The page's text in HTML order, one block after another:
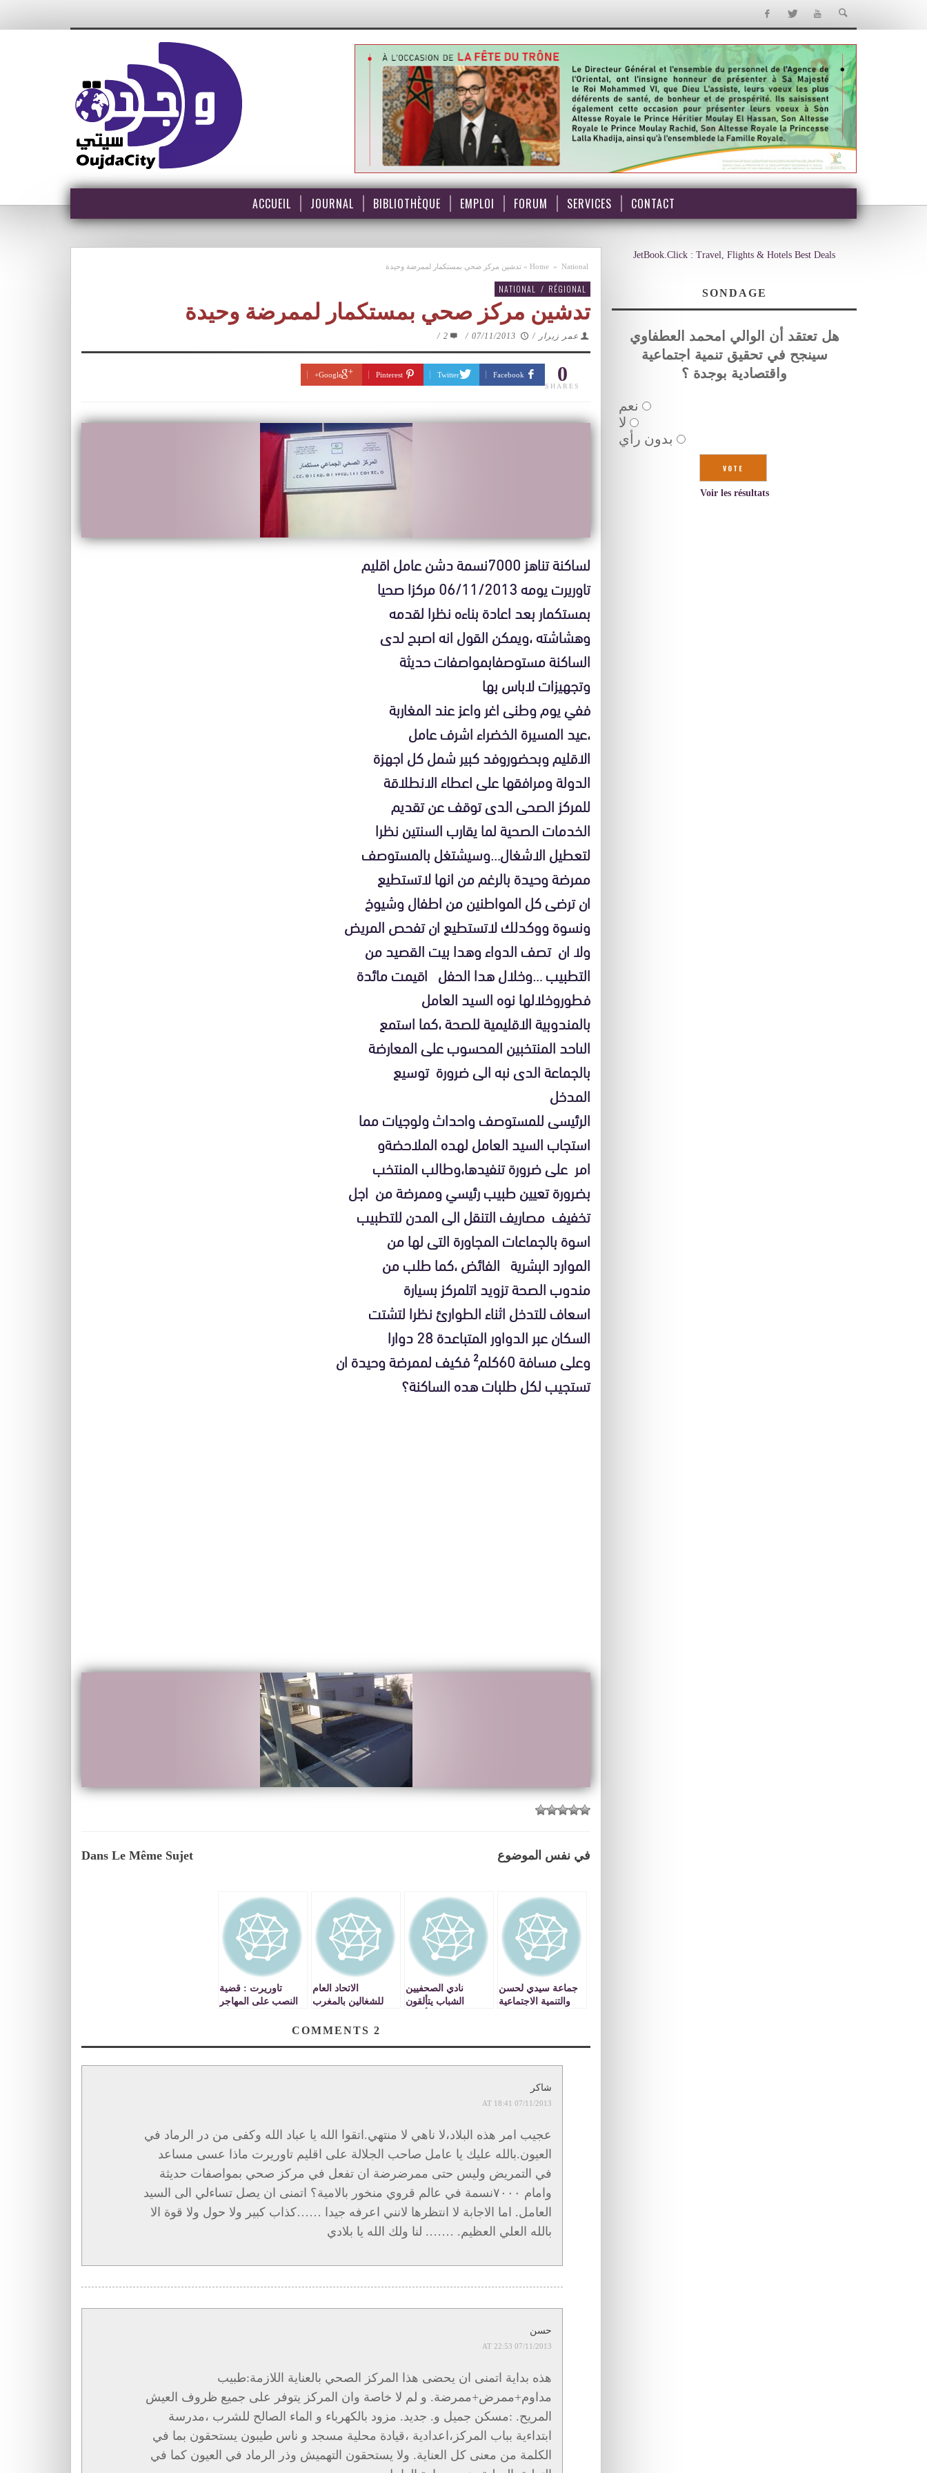
ACCUEIL JOURNAL BIBLIOTHÈQUE EMPLOI FORUM SERVICES CONTACT
Home » National
» تدشين مركز صحي بمستكمار لممرضة وحيدة
NATIONAL / RÉGIONAL
تدشين مركز صحي بمستكمار لممرضة وحيدة
عمر زيرار /
07/11/2013
/
2
/
0
SHARES
Facebook
Twitter
Pinterest
Google+
لساكنة تناهز 7000نسمة دشن عامل اقليم
تاوريرت يومه 06/11/2013 مركزا صحيا
بمستكمار بعد اعادة بناءه نظرا لقدمه
وهشاشته ،ويمكن القول انه اصبح لدى
الساكنة مستوصفابمواصفات حديثة
وتجهيزات لاباس بها
ففي يوم وطنى اغر واعز عند المغاربة
،عيد المسيرة الخضراء اشرف عامل
الاقليم وبحضوروفد كبير شمل كل اجهزة
الدولة ومرافقها على اعطاء الانطلاقة
للمركز الصحى الدى توقف عن تقديم
الخدمات الصحية لما يقارب السنتين نظرا
لتعطيل الاشغال…وسيشتغل بالمستوصف
ممرضة وحيدة بالرغم من انها لاتستطيع
ان ترضى كل المواطنين من اطفال وشيوخ
ونسوة ووكدلك لاتستطيع ان تفحص المريض
ولا ان تصف الدواء وهدا بيت القصيد من
التطبيب …وخلال هدا الحفل اقيمت مائدة
فطوروخلالها نوه السيد العامل
بالمندوبية الاقليمية للصحة ،كما استمع
الىاحد المنتخبين المحسوب على المعارضة
بالجماعة الدى نبه الى ضرورة توسيع
المدخل
الرئيسى للمستوصف واحداث ولوجيات مما
استجاب السيد العامل لهده الملاحضةو
امر على ضرورة تنفيدها،وطالب المنتخب
بضرورة تعيين طبيب رئيسي وممرضة من اجل
تخفيف مصاريف التنقل الى المدن للتطبيب
اسوة بالجماعات المجاورة التى لها من
الموارد البشرية الفائض ،كما طلب من
مندوب الصحة تزويد اتلمركز بسيارة
اسعاف للتدخل اثناء الطوارئ نظرا لتشتت
السكان عبر الدواور المتباعدة 28 دوارا
وعلى مسافة 60كلم² فكيف لممرضة وحيدة ان
تستجيب لكل طلبات هده الساكنة؟
Dans Le Même Sujet في نفس الموضوع
جماعة سيدي لحسن
والتنمية الاجتماعية
نادي الصحفيين
الشباب يتألقون
الاتحاد العام
للشغالين بالمغرب
الشغل تحت شعار »
تاوريرت : قضية
النصب على المهاجر
امام قاضي التحقيق
2
شاكر
07/11/2013 AT 18:41
عجيب امر هذه البلاد،لا ناهي لا منتهي.اتقوا الله يا عباد الله وكفى من در الرماد في
العيون.بالله عليك يا عامل صاحب الجلالة على اقليم تاوريرت ماذا عسى مساعد
في التمريض وليس حتى ممرضرضة ان تفعل في مركز صحي بمواصفات حديثة
وامام ٧٠٠٠نسمة في عالم قروي منخور بالامية؟ اتمنى ان يصل تساءلي الى السيد
العامل. اما الاجابة لا انتظرها لانني اعرفه جيدا ……كذاب كبير ولا حول ولا قوة الا
بالله العلي العظيم. ……. لنا ولك الله يا بلادي
حسن
07/11/2013 AT 22:53
هذه بداية اتمنى ان يحضى هذا المركز الصحي بالعناية اللازمة:طبيب
مداوم+ممرض+ممرضة. و لم لا خاصة وان المركز يتوفر على جميع ظروف العيش
المريح. :مسكن جميل و. جديد. مزود بالكهرباء و الماء الصالح للشرب ،مدرسة
ابتداءية بباب المركز،اعدادية ،قيادة محلية مسجد و ناس طيبون يستحقون بما في
الكلمة من معنى كل العناية. ولا يستحقون التهميش وذر الرماد في العيون كما في
JetBook.Click : Travel, Flights & Hotels Best Deals
SONDAGE
هل تعتقد أن الوالي امحمد العطفاوي
سينجح في تحقيق تنمية اجتماعية
واقتصادية بوجدة ؟
نعم
لا
بدون رأي
Voir les résultats